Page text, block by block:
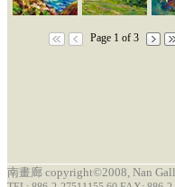
Page 1 of 3
南畫廊 copyright©2008, Nan